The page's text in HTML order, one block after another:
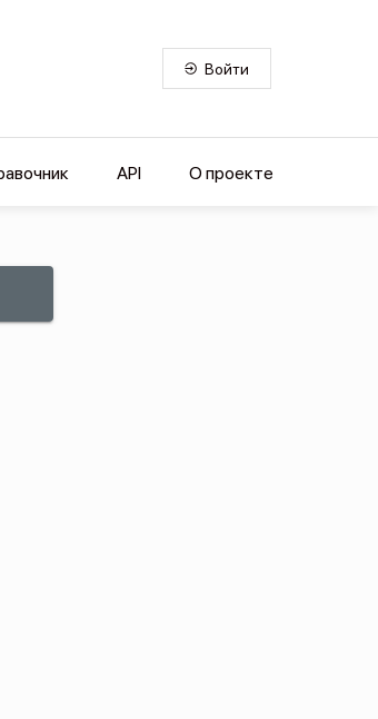
Войти
API О проекте